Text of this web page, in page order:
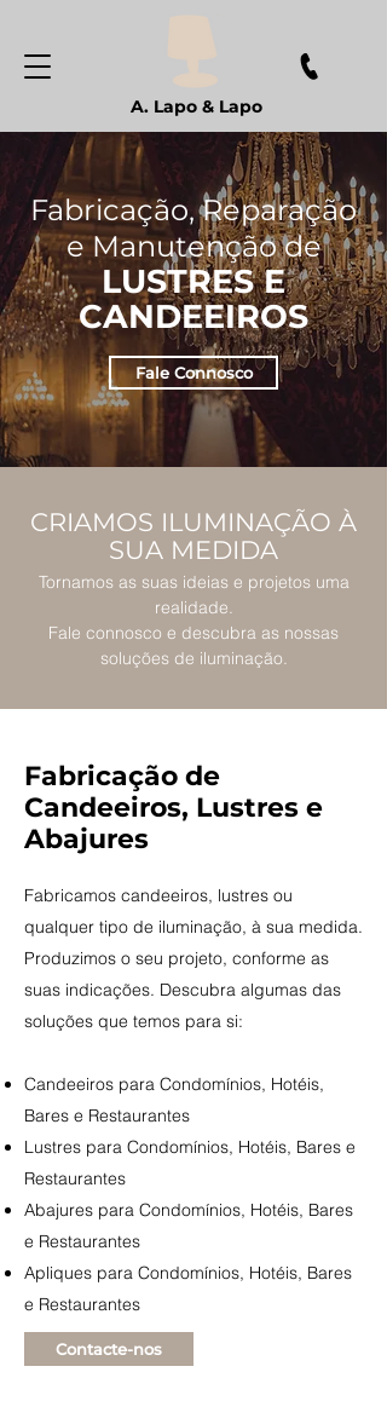
A. Lapo & Lapo
Fabricação, Reparação
e Manutenção de
LUSTRES E
CANDEEIROS
Fale Connosco
CRIAMOS ILUMINAÇÃO À
SUA MEDIDA
Tornamos as suas ideias e projetos uma
realidade.
Fale connosco e descubra as nossas
soluções de iluminação.
Fabricação de
Candeeiros, Lustres e
Abajures
Fabricamos candeeiros, lustres ou
qualquer tipo de iluminação, à sua medida.
Produzimos o seu projeto, conforme as
suas indicações. Descubra algumas das
soluções que temos para si:
Candeeiros para Condomínios, Hotéis,
Bares e Restaurantes
Lustres para Condomínios, Hotéis, Bares e
Restaurantes
Abajures para Condomínios, Hotéis, Bares
e Restaurantes
Apliques para Condomínios, Hotéis, Bares
e Restaurantes
Contacte-nos